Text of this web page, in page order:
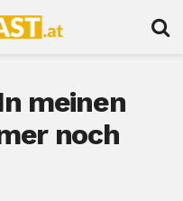
meinen
noch